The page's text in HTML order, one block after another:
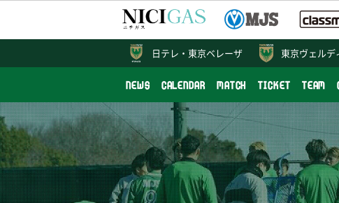
東京ヴェルデ
NEWS CALENDAR MATCH TICKET TEAM
日テレ・ 東京ベレーザ